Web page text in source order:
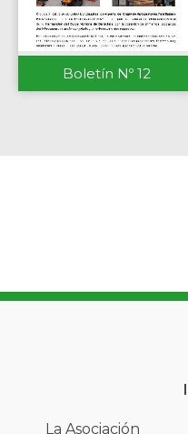
Boletín Nº 12
La Asociación